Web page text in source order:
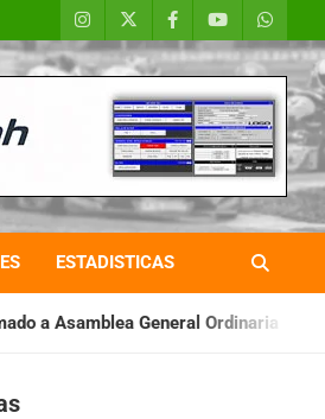
ESTADISTICAS
Ordinaria IAME SERIES